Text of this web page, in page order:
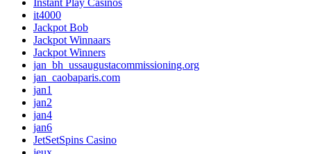
Instant Play Casinos
it4000
Jackpot Bob
Jackpot Winnaars
Jackpot Winners
jan_bh_ussaugustacommissioning.org
jan_caobaparis.com
jan1
jan2
jan4
jan6
JetSetSpins Casino